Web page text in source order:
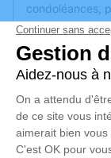
condoléances,
anecdote ou
ou des textes.
honorer la
Un service de